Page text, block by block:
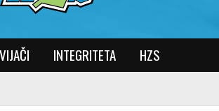
INTEGRITETA HZS